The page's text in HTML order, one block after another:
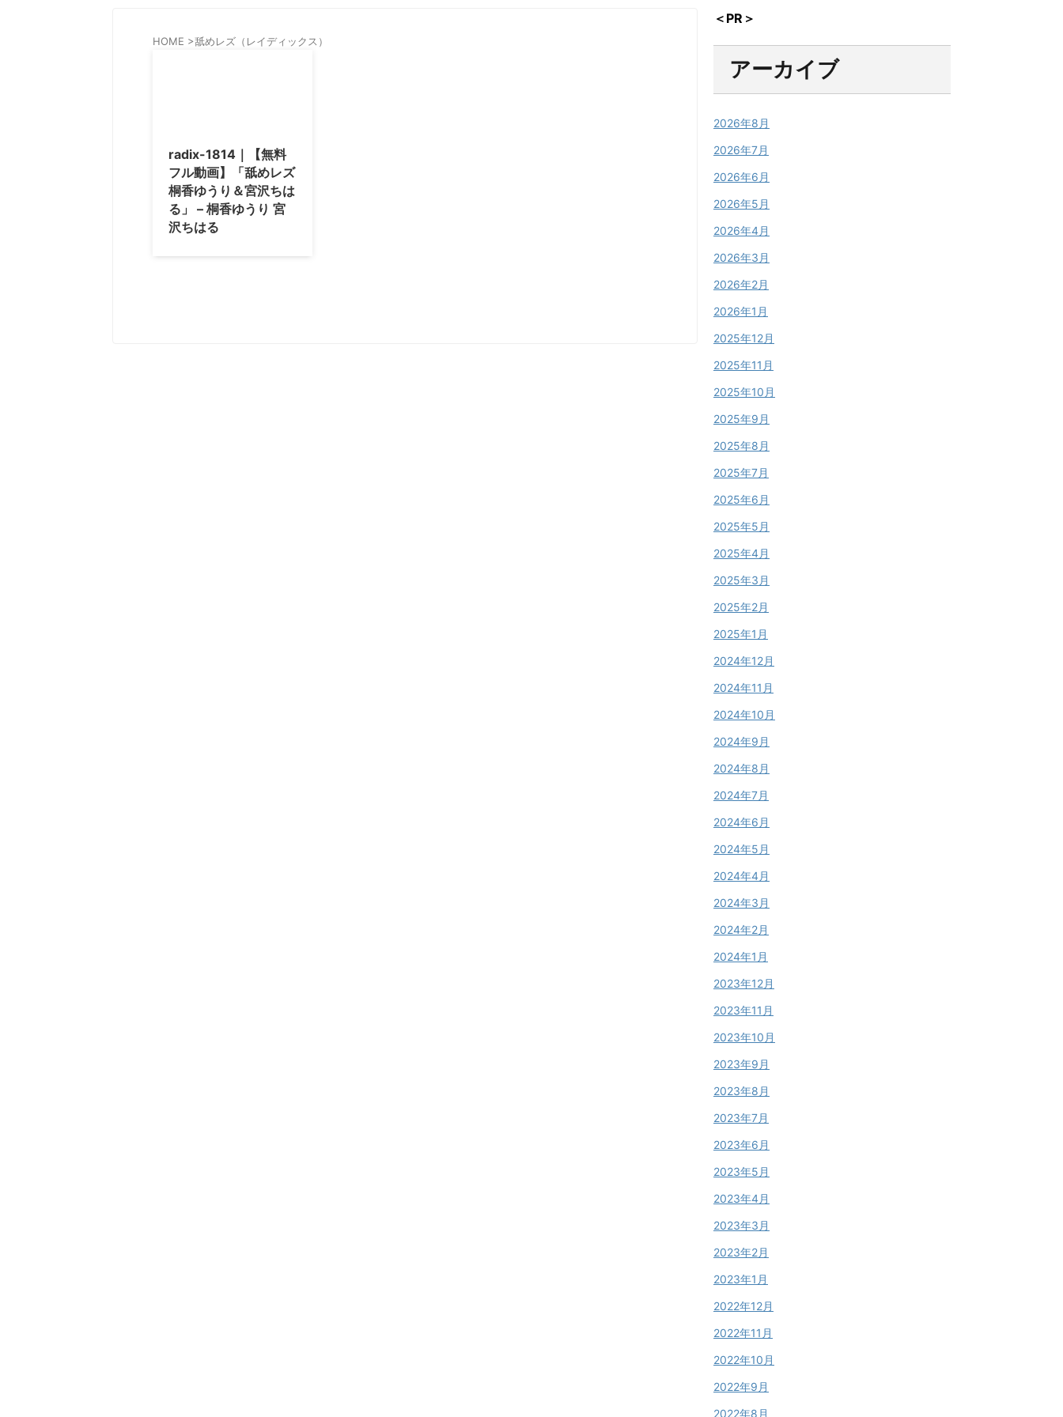
HOME >舐めレズ（レイディックス）
radix-1814｜【無料
フル動画】「舐めレズ
桐香ゆうり＆宮沢ちは
る」 – 桐香ゆうり 宮
沢ちはる
＜PR＞
アーカイブ
2026年8月
2026年7月
2026年6月
2026年5月
2026年4月
2026年3月
2026年2月
2026年1月
2025年12月
2025年11月
2025年10月
2025年9月
2025年8月
2025年7月
2025年6月
2025年5月
2025年4月
2025年3月
2025年2月
2025年1月
2024年12月
2024年11月
2024年10月
2024年9月
2024年8月
2024年7月
2024年6月
2024年5月
2024年4月
2024年3月
2024年2月
2024年1月
2023年12月
2023年11月
2023年10月
2023年9月
2023年8月
2023年7月
2023年6月
2023年5月
2023年4月
2023年3月
2023年2月
2023年1月
2022年12月
2022年11月
2022年10月
2022年9月
2022年8月